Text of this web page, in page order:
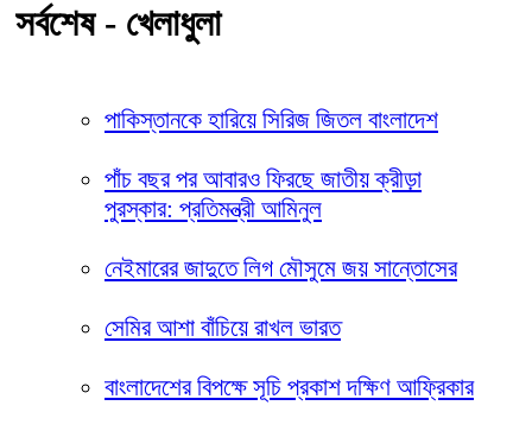
সর্বশেষ - খেলাধুলা
পাকিস্তানকে হারিয়ে সিরিজ জিতল বাংলাদেশ
পাঁচ বছর পর আবারও ফিরছে জাতীয় ক্রীড়া
পুরস্কার: প্রতিমন্ত্রী আমিনুল
নেইমারের জাদুতে লিগ মৌসুমে জয় সান্তোসের
সেমির আশা বাঁচিয়ে রাখল ভারত
বাংলাদেশের বিপক্ষে সূচি প্রকাশ দক্ষিণ আফ্রিকার